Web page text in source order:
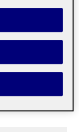
les